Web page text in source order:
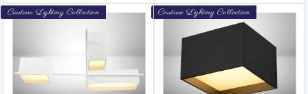
Couture Lighting Collection
Couture Lighting Collection